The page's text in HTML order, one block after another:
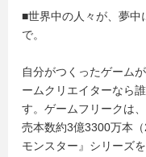
ースできるように、
行管理を行います。
■世界中の人々が、夢中
で。
自分がつくったゲーム
ームクリエイターなら
す。ゲームフリークは
売本数約3億3300万本
モンスター』シリーズ